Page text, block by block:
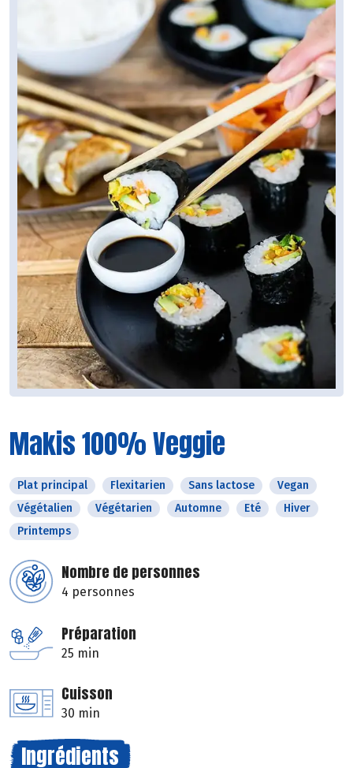
Makis 100% Veggie
Plat principal Flexitarien Sans lactose
Vegan
Végétalien
Végétarien Automne Eté
Hiver
Printemps
Nombre de personnes
4 personnes
Préparation
25 min
Cuisson
30 min
Ingrédients